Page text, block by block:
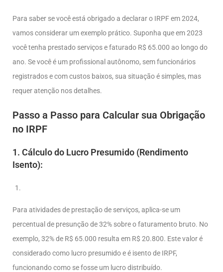
Para saber se você está obrigado a declarar o IRPF em 2024,
vamos considerar um exemplo prático. Suponha que em 2023
você tenha prestado serviços e faturado R$ 65.000 ao longo do
ano. Se você é um profissional autônomo, sem funcionários
registrados e com custos baixos, sua situação é simples, mas
requer atenção nos detalhes.
Passo a Passo para Calcular sua Obrigação
no IRPF
1. Cálculo do Lucro Presumido (Rendimento
Isento):
Para atividades de prestação de serviços, aplica-se um
percentual de presunção de 32% sobre o faturamento bruto. No
exemplo, 32% de R$ 65.000 resulta em R$ 20.800. Este valor é
considerado como lucro presumido e é isento de IRPF,
funcionando como se fosse um lucro distribuído.